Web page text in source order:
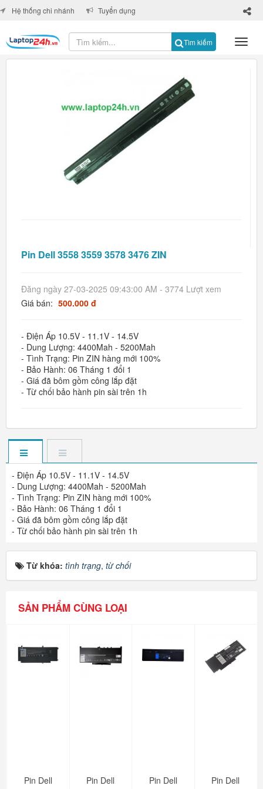
Tìm kiếm
×
Hệ thống chi nhánh Tuyển dụng
Pin Dell 3558 3559 3578 3476 ZIN
Đăng ngày 27-03-2025 09:43:00 AM - 3774 Lượt xem
Giá bán: 500.000 đ
- Điện Áp 10.5V - 11.1V - 14.5V
- Dung Lượng: 4400Mah - 5200Mah
- Tình Trạng: Pin ZIN hàng mới 100%
- Bảo Hành: 06 Tháng 1 đổi 1
- Giá đã bôm gồm công lắp đặt
- Từ chối bảo hành pin sài trên 1h
- Điện Áp 10.5V - 11.1V - 14.5V
- Dung Lượng: 4400Mah - 5200Mah
- Tình Trạng: Pin ZIN hàng mới 100%
- Bảo Hành: 06 Tháng 1 đổi 1
- Giá đã bôm gồm công lắp đặt
- Từ chối bảo hành pin sài trên 1h
Từ khóa: tình trạng, từ chối
SẢN PHẨM CÙNG LOẠI
Pin Dell
Pin Dell
Pin Dell
Pin Dell